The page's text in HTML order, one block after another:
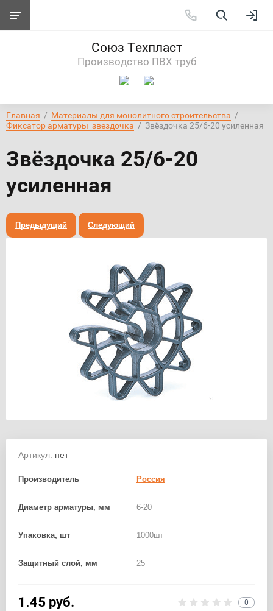
Союз Техпласт
Производство ПВХ труб
Главная
  /
Материалы для монолитного строительства
Фиксатор арматуры  звездочка
  /  Звёздочка 25/6-20 усиленная
Звёздочка 25/6-20
усиленная
Предыдущий Следующий
Артикул: нет
Производитель Россия
Диаметр арматуры, мм 6-20
Упаковка, шт 1000шт
Защитный слой, мм 25
1.45 руб. 0